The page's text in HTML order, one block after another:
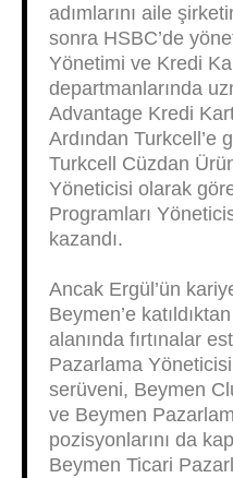
adımlarını aile
sonra HSBC’de
Yönetimi ve Kredi
departmanlarında
Advantage Kredi
Ardından Turkcell’e
Turkcell Cüzdan
Yöneticisi olarak
Programları
kazandı.
Ancak Ergül’ün
Beymen’e
alanında fırtınalar
Pazarlama
serüveni, Beymen
ve Beymen
pozisyonlarını da
Beymen Ticari